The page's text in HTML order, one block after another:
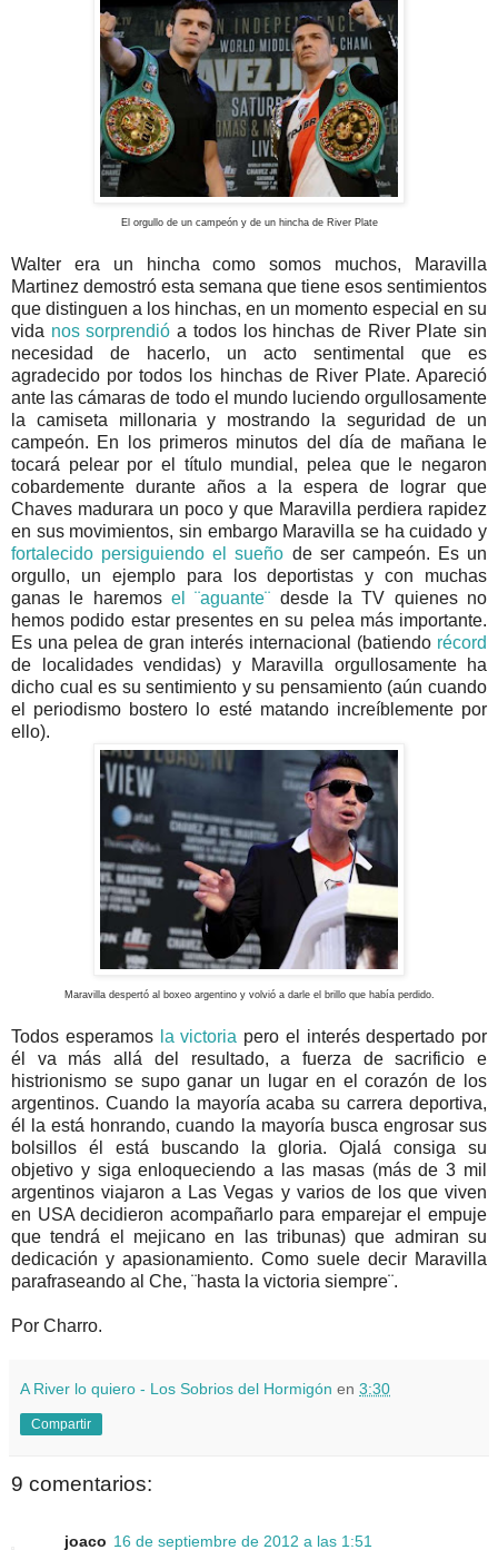
El orgullo de un campeón y de un hincha de River Plate
Walter era un hincha como somos muchos, Maravilla
Martinez demostró esta semana que tiene esos sentimientos
que distinguen a los hinchas, en un momento especial en su
vida nos sorprendió a todos los hinchas de River Plate sin
necesidad de hacerlo, un acto sentimental que es
agradecido por todos los hinchas de River Plate. Apareció
ante las cámaras de todo el mundo luciendo orgullosamente
la camiseta millonaria y mostrando la seguridad de un
campeón. En los primeros minutos del día de mañana le
tocará pelear por el título mundial, pelea que le negaron
cobardemente durante años a la espera de lograr que
Chaves madurara un poco y que Maravilla perdiera rapidez
en sus movimientos, sin embargo Maravilla se ha cuidado y
fortalecido persiguiendo el sueño de ser campeón. Es un
orgullo, un ejemplo para los deportistas y con muchas
ganas le haremos el ¨aguante¨ desde la TV quienes no
hemos podido estar presentes en su pelea más importante.
Es una pelea de gran interés internacional (batiendo récord
de localidades vendidas) y Maravilla orgullosamente ha
dicho cual es su sentimiento y su pensamiento (aún cuando
el periodismo bostero lo esté matando increíblemente por
ello).
Maravilla despertó al boxeo argentino y volvió a darle el brillo que había perdido.
Todos esperamosla victoria pero el interés despertado por
él va más allá del resultado, a fuerza de sacrificio e
histrionismo se supo ganar un lugar en el corazón de los
argentinos. Cuando la mayoría acaba su carrera deportiva,
él la está honrando, cuando la mayoría busca engrosar sus
bolsillos él está buscando la gloria. Ojalá consiga su
objetivo y siga enloqueciendo a las masas (más de 3 mil
argentinos viajaron a Las Vegas y varios de los que viven
en USA decidieron acompañarlo para emparejar el empuje
que tendrá el mejicano en las tribunas) que admiran su
dedicación y apasionamiento. Como suele decir Maravilla
parafraseando al Che, ¨hasta la victoria siempre¨.
Por Charro.
A River lo quiero - Los Sobrios del Hormigón en 3:30
Compartir
9 comentarios:
joaco 16 de septiembre de 2012 a las 1:51